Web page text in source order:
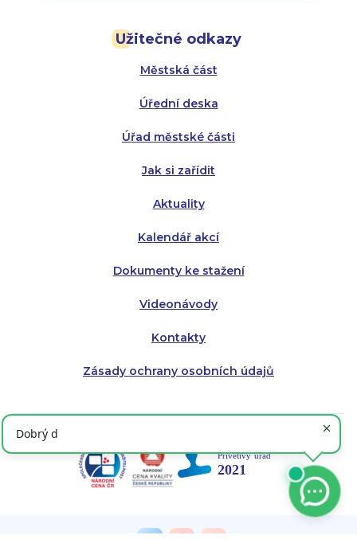
Užitečné odkazy
Městská část
Úřední deska
Úřad městské části
Jak si zařídit
Aktuality
Kalendář akcí
Dokumenty ke stažení
Videonávody
Kontakty
Zásady ochrany osobních údajů
Úterý:
Středa:
Čtvrtek:
Pátek:
Úterý:
Středa:
Čtvrtek: